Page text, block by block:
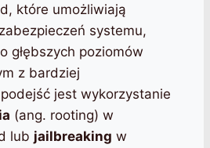
które umożliwiają
systemu,
głębszych poziomów
z bardziej
jest wykorzystanie
(ang. rooting) w
lub jailbreaking w